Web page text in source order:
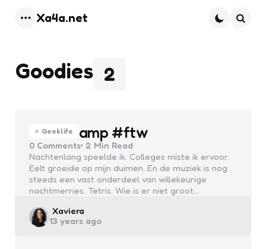
Xa4a.net
2
Goodies
Geeklife
Tetris-lamp #ftw
0 Comments 2 Min Read
Nachtenlang speelde ik. Colleges miste ik ervoor.
Eelt groeide op mijn duimen. En de muziek is nog
steeds een vast onderdeel van willekeurige
nachtmerries. Tetris. Wie is er niet groot…
Posted
by
Xaviera
13 years ago